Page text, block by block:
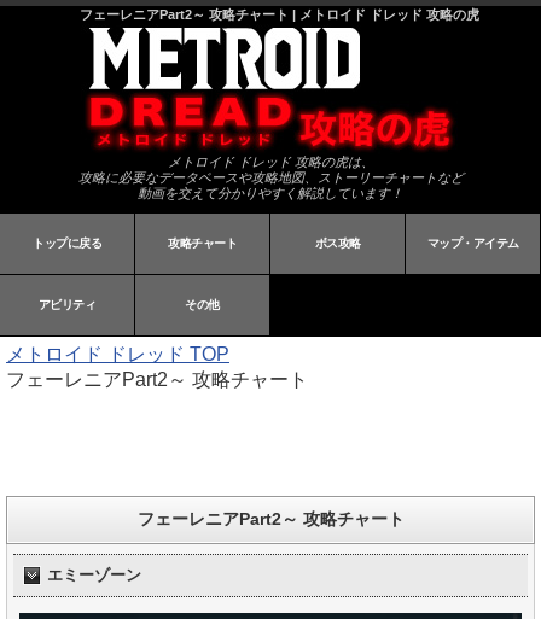
フェーレニアPart2～ 攻略チャート | メトロイド ドレッド 攻略の虎
メトロイド ドレッド 攻略の虎は、
攻略に必要なデータベースや攻略地図、ストーリーチャートなど
動画を交えて分かりやすく解説しています！
トップに戻る 攻略チャート ボス攻略 マップ・アイテム
アビリティ その他
メトロイド ドレッド TOP
フェーレニアPart2～ 攻略チャート
フェーレニアPart2～ 攻略チャート
エミーゾーン